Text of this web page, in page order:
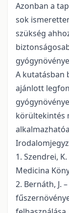
Azonban a
sok
szükség
A kutatásban
ajánlott
körültekintés
1. Szendrei,
Medicina
2. Bernáth, J.